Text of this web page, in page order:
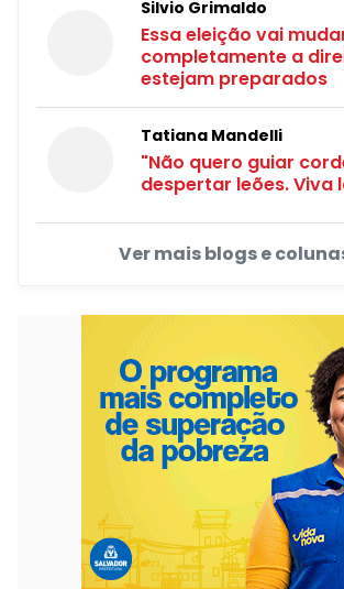
Silvio Grimaldo
Essa eleição vai
completamente a
estejam preparados
Tatiana Mandelli
"Não quero guiar
despertar leões. Viva
Ver mais blogs e